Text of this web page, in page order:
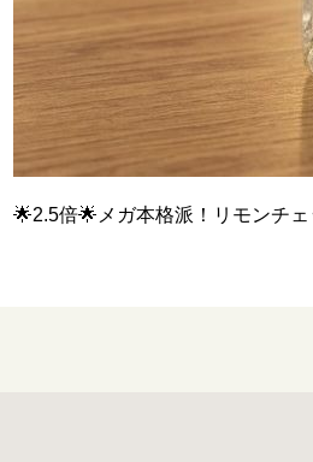
🌟2.5倍🌟メガ本格派！リモンチ